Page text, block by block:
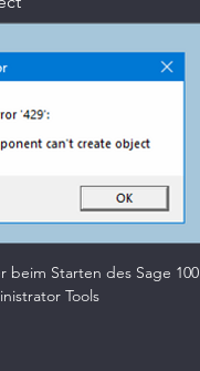
beim Starten des Sage 100
Tools